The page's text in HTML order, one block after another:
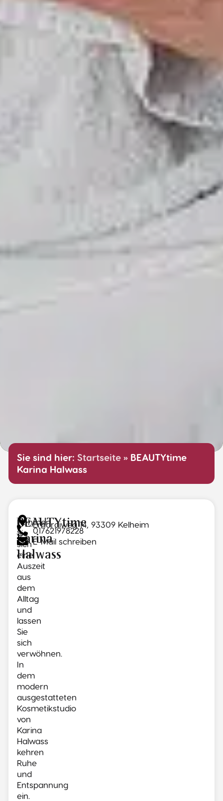
Sie sind hier: Startseite » BEAUTYtime
Karina Halwass
BEAUTYtime
Karina
Halwass
Nehmen
Sie
sich
eine
Auszeit
aus
dem
Alltag
und
lassen
Sie
sich
verwöhnen.
In
dem
modern
ausgestatteten
Kosmetikstudio
von
Karina
Halwass
kehren
Ruhe
und
Entspannung
ein.
Erhardiweg 14, 93309 Kelheim
017621978228
E-Mail schreiben